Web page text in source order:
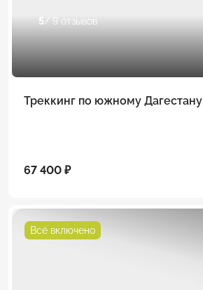
5/ 9 отзывов
Треккинг по южному Дагестану
67 400 ₽
Всё включено